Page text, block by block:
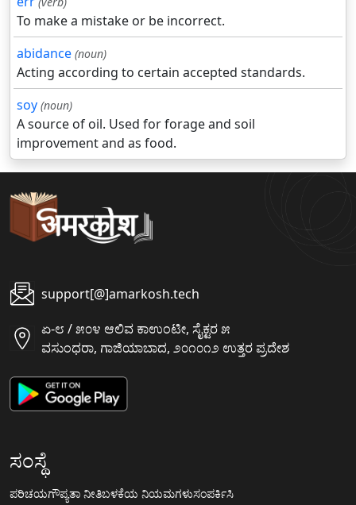
To make a mistake or be incorrect.
abidance (noun)
Acting according to certain accepted standards.
soy (noun)
A source of oil. Used for forage and soil
improvement and as food.
support[@]amarkosh.tech
ಏ-೮ / ೫೦೪ ಆಲಿವ ಕಾಉಂಟೀ, ಸೈಕ್ಟರ ೫
ವಸುಂಧರಾ, ಗಾಜಿಯಾಬಾದ, ೨೦೧೦೧೨ ಉತ್ತರ ಪ್ರದೇಶ
ಸಂಸ್ಥೆ
ಪರಿಚಯಗೌಪ್ಯತಾ ನೀತಿಬಳಕೆಯ ನಿಯಮಗಳುಸಂಪರ್ಕಿಸಿ